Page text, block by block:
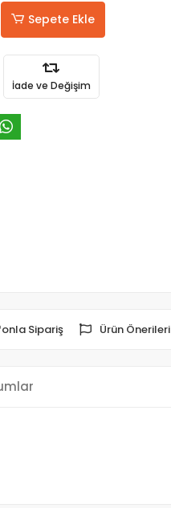
Sepete Ekle
İade ve Değişim
Sipariş Ürün Önerileri